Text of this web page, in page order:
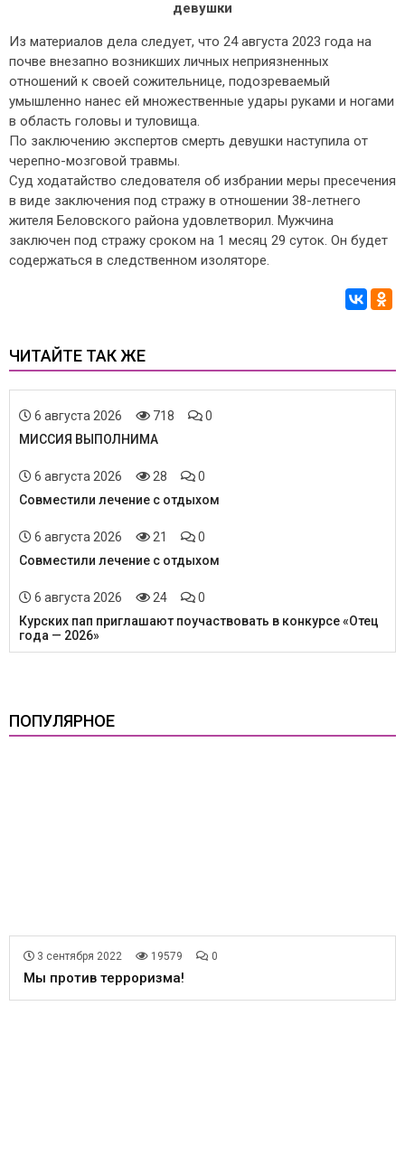
ПОПУЛЯРНОЕ
3 сентября 2022 19579 0
Мы против терроризма!
девушки
Из материалов дела следует, что 24 августа 2023 года на
почве внезапно возникших личных неприязненных
отношений к своей сожительнице, подозреваемый
умышленно нанес ей множественные удары руками и ногами
в область головы и туловища.
По заключению экспертов смерть девушки наступила от
черепно-мозговой травмы.
Суд ходатайство следователя об избрании меры пресечения
в виде заключения под стражу в отношении 38-летнего
жителя Беловского района удовлетворил. Мужчина
заключен под стражу сроком на 1 месяц 29 суток. Он будет
содержаться в следственном изоляторе.
ЧИТАЙТЕ ТАК ЖЕ
6 августа 2026 718
0
МИССИЯ ВЫПОЛНИМА
6 августа 2026 28
0
Совместили лечение с отдыхом
6 августа 2026 21
0
Совместили лечение с отдыхом
6 августа 2026 24
0
Курских пап приглашают поучаствовать в конкурсе «Отец
года — 2026»